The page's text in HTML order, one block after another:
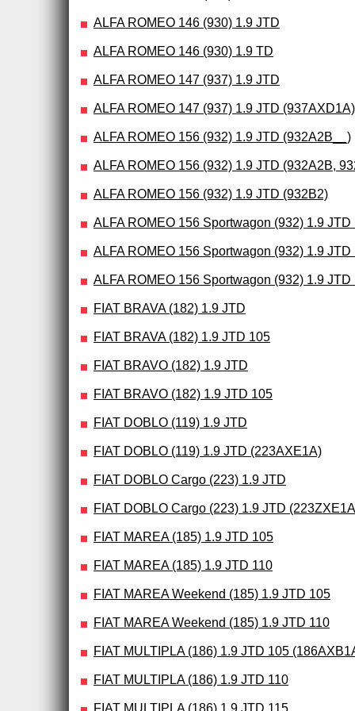
ALFA ROMEO 146 (930) 1.9 JTD
ALFA ROMEO 146 (930) 1.9 TD
ALFA ROMEO 147 (937) 1.9 JTD
ALFA ROMEO 147 (937) 1.9 JTD (937AXD1A)
ALFA ROMEO 156 (932) 1.9 JTD (932A2B__)
ALFA ROMEO 156 (932) 1.9 JTD (932A2B,
ALFA ROMEO 156 (932) 1.9 JTD (932B2)
ALFA ROMEO 156 Sportwagon (932) 1.9 JTD
ALFA ROMEO 156 Sportwagon (932) 1.9
ALFA ROMEO 156 Sportwagon (932) 1.9
FIAT BRAVA (182) 1.9 JTD
FIAT BRAVA (182) 1.9 JTD 105
FIAT BRAVO (182) 1.9 JTD
FIAT BRAVO (182) 1.9 JTD 105
FIAT DOBLO (119) 1.9 JTD
FIAT DOBLO (119) 1.9 JTD (223AXE1A)
FIAT DOBLO Cargo (223) 1.9 JTD
FIAT DOBLO Cargo (223) 1.9 JTD
FIAT MAREA (185) 1.9 JTD 105
FIAT MAREA (185) 1.9 JTD 110
FIAT MAREA Weekend (185) 1.9 JTD 105
FIAT MAREA Weekend (185) 1.9 JTD 110
FIAT MULTIPLA (186) 1.9 JTD 105
FIAT MULTIPLA (186) 1.9 JTD 110
FIAT MULTIPLA (186) 1.9 JTD 115